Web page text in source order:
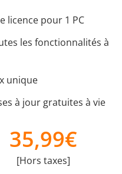
licence pour 1 PC
les fonctionnalités à
unique
à jour gratuites à vie
35,99€
[Hors taxes]